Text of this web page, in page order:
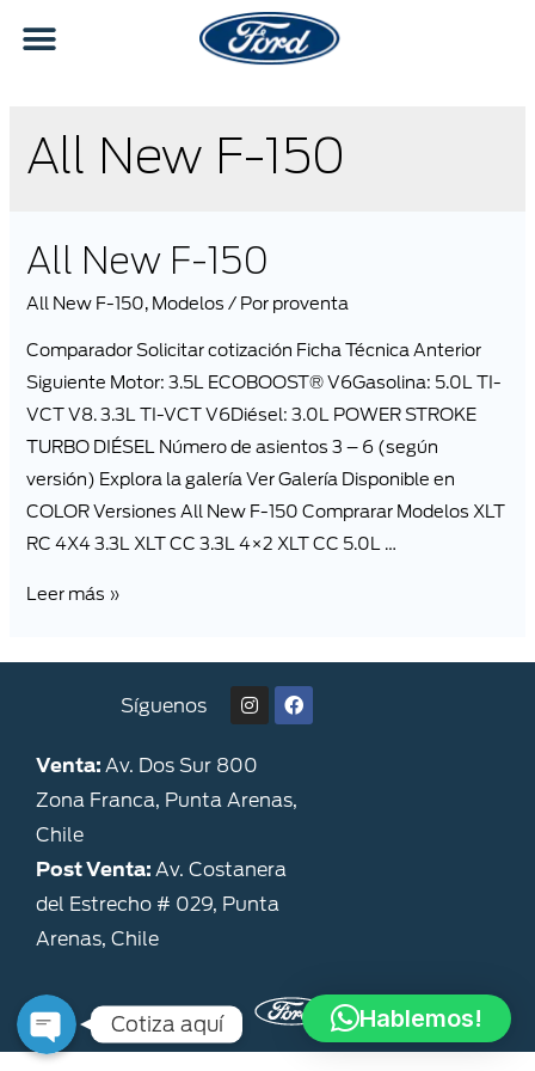
All New F-150
All New F-150
All New F-150, Modelos / Por proventa
Comparador Solicitar cotización Ficha Técnica Anterior
Siguiente Motor: 3.5L ECOBOOST® V6Gasolina: 5.0L TI-
VCT V8. 3.3L TI-VCT V6Diésel: 3.0L POWER STROKE
TURBO DIÉSEL Número de asientos 3 – 6 (según
versión) Explora la galería Ver Galería Disponible en
COLOR Versiones All New F-150 Comprarar Modelos XLT
RC 4X4 3.3L XLT CC 3.3L 4×2 XLT CC 5.0L …
Leer más »
Síguenos
Venta: Av. Dos Sur 800
Zona Franca, Punta Arenas,
Chile
Post Venta: Av. Costanera
del Estrecho # 029, Punta
Arenas, Chile
Hablemos!
Cotiza aquí